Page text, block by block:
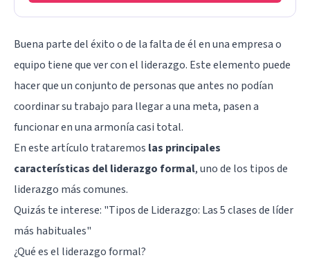
Buena parte del éxito o de la falta de él en una empresa o
equipo tiene que ver con el liderazgo. Este elemento puede
hacer que un conjunto de personas que antes no podían
coordinar su trabajo para llegar a una meta, pasen a
funcionar en una armonía casi total.
En este artículo trataremos las principales
características del liderazgo formal, uno de los tipos de
liderazgo más comunes.
Quizás te interese: "Tipos de Liderazgo: Las 5 clases de líder
más habituales"
¿Qué es el liderazgo formal?